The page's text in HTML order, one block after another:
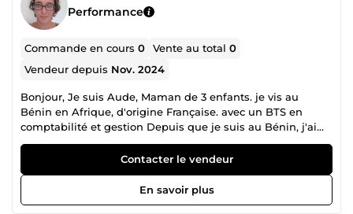
Performance
Commande en cours0 Vente au total0
Vendeur depuis Nov. 2024
Bonjour, Je suis Aude, Maman de 3 enfants. je vis au
Bénin en Afrique, d'origine Française. avec un BTS en
comptabilité et gestion Depuis que je suis au Bénin, j'ai
pu travailler dans de nombreux secteurs d'activités.
Gérante de restaurant, hôtellerie, agence d'intérim, ferme
biologique, galerie de meuble, … puis actuellement
responsable d'un service transit et logistique. J'ai même à
un moment créer ma propre société Voir profil linkedin
Contacter le vendeur
En savoir plus